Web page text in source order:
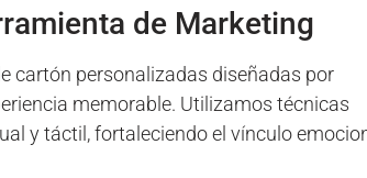
de Marketing
cartón personalizadas diseñadas por
memorable. Utilizamos técnicas
y táctil, fortaleciendo el vínculo